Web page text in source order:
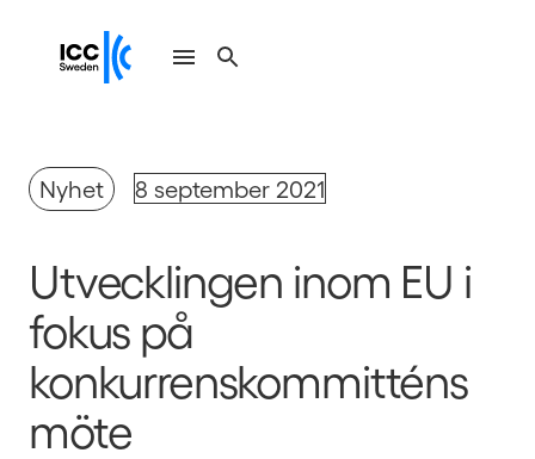
Nyhet 8 september 2021
Utvecklingen inom EU i
fokus på
konkurrenskommitténs
möte